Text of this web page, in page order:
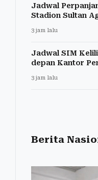
Jadwal
Stadion Sultan
3 jam lalu
Jadwal SIM
depan Kantor
3 jam lalu
Berita